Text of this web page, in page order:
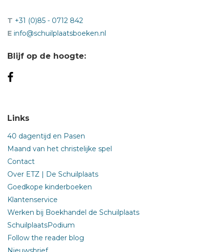
T +31 (0)85 - 0712 842
E info@schuilplaatsboeken.nl
Blijf op de hoogte:
Links
40 dagentijd en Pasen
Maand van het christelijke spel
Contact
Over ETZ | De Schuilplaats
Goedkope kinderboeken
Klantenservice
Werken bij Boekhandel de Schuilplaats
SchuilplaatsPodium
Follow the reader blog